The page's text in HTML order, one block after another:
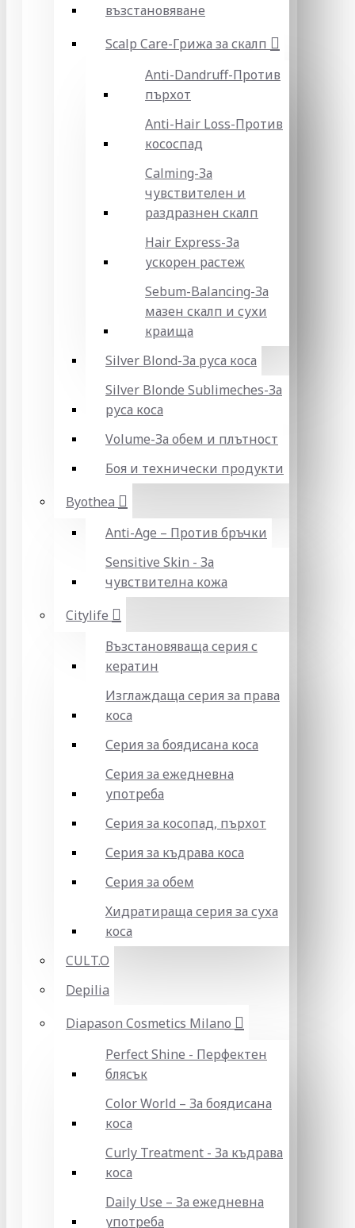
възстановяване
Scalp Care-Грижа за скалп
Anti-Dandruff-Против
пърхот
Anti-Hair Loss-Против
кососпад
Calming-За
чувствителен и
раздразнен скалп
Hair Express-За
ускорен растеж
Sebum-Balancing-За
мазен скалп и сухи
краища
Silver Blond-За руса коса
Silver Blonde Sublіmeches-За
руса коса
Volume-За обем и плътност
Боя и технически продукти
Byothea
Anti-Age – Против бръчки
Sensitive Skin - За
чувствителна кожа
Citylife
Възстановяваща серия с
кератин
Изглаждаща серия за права
коса
Серия за боядисана коса
Серия за ежедневна
употреба
Серия за косопад, пърхот
Серия за къдрава коса
Серия за обем
Хидратираща серия за суха
коса
CULT.O
Depilia
Diapason Cosmetics Milano
Perfect Shine - Перфектен
блясък
Color World – За боядисана
коса
Curly Treatment - За къдрава
коса
Daily Use – За ежедневна
употреба